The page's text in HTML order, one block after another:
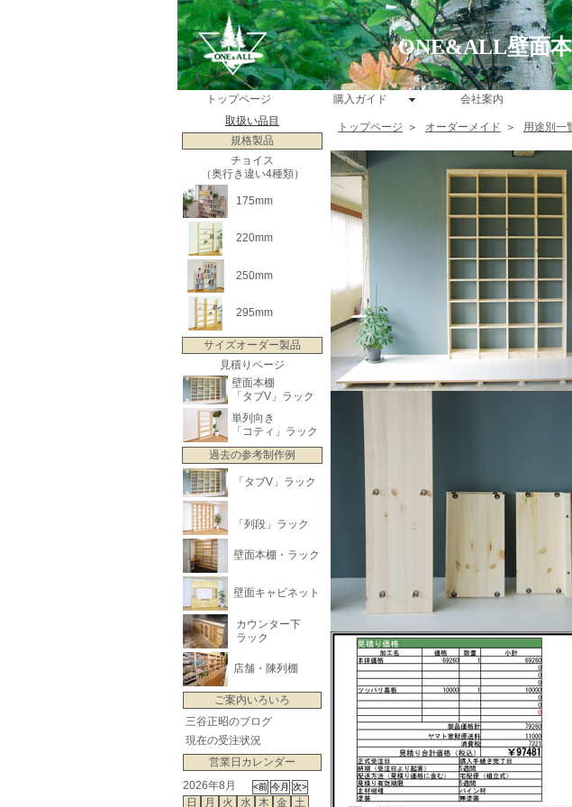
ONE&ALL壁面
トップページ 購入ガイド 会社案内
取扱い品目
規格製品
チョイス
（奥行き違い4種類）
175mm
220mm
250mm
295mm
サイズオーダー製品
見積りページ
壁面本棚
「タブV」ラック
単列向き
「コティ」ラック
過去の参考制作例
「タブV」ラック
「列段」ラック
壁面本棚・ラック
壁面キャビネット
カウンター下
ラック
店舗・陳列棚
ご案内いろいろ
三谷正昭のブログ
現在の受注状況
営業日カレンダー
2026年8月
日
月 火 水 木 金 土
トップページ ＞ オーダーメイド ＞ 用途別一